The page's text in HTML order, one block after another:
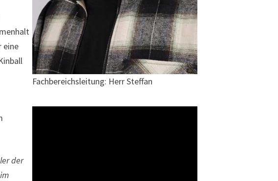
eine
der
Fachbereichsleitung: Herr Steffan